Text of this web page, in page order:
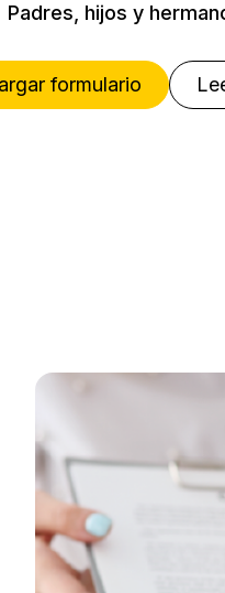
Padres, hijos y
formulario